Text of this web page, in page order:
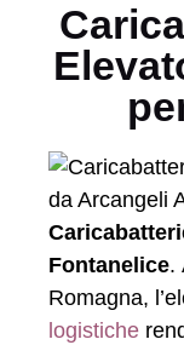
Fontanelice.
Romagna,
logistiche